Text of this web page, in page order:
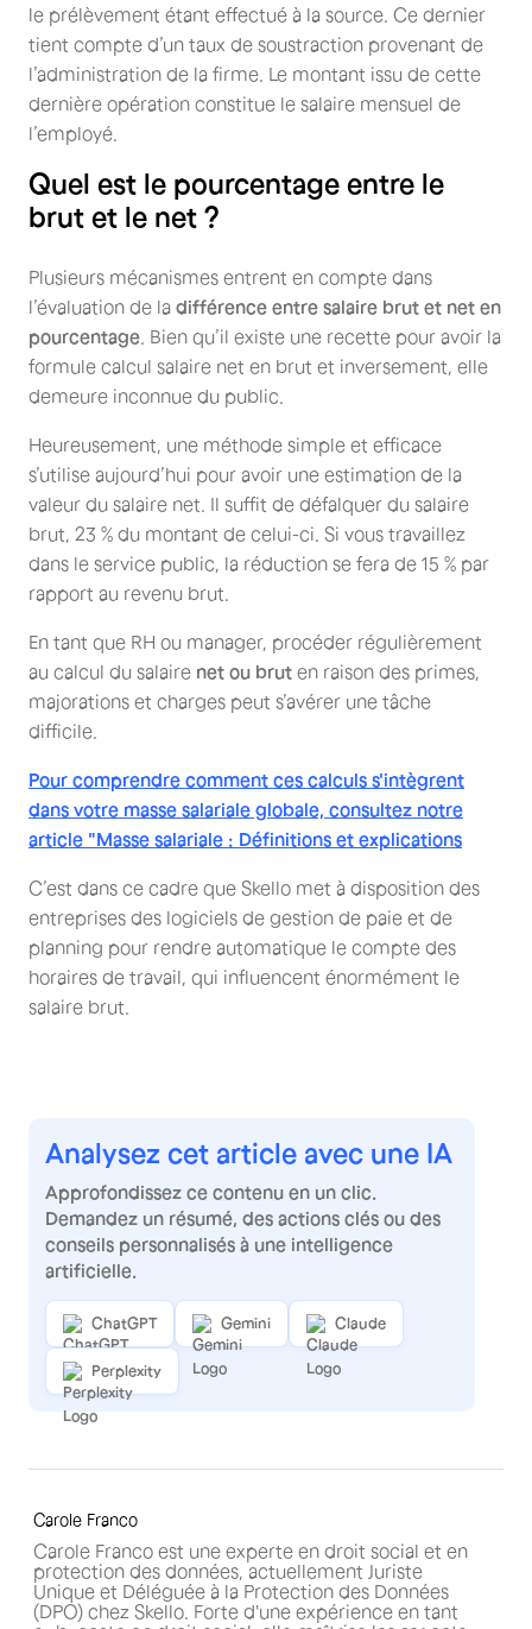
le prélèvement étant effectué à la source. Ce dernier
tient compte d’un taux de soustraction provenant de
l’administration de la firme. Le montant issu de cette
dernière opération constitue le salaire mensuel de
l’employé.
Quel est le pourcentage entre le
brut et le net ?
Plusieurs mécanismes entrent en compte dans
l’évaluation de la différence entre salaire brut et net en
pourcentage . Bien qu’il existe une recette pour avoir la
formule calcul salaire net en brut et inversement, elle
demeure inconnue du public.
Heureusement, une méthode simple et efficace
s’utilise aujourd’hui pour avoir une estimation de la
valeur du salaire net. Il suffit de défalquer du salaire
brut, 23 % du montant de celui-ci. Si vous travaillez
dans le service public, la réduction se fera de 15 % par
rapport au revenu brut.
En tant que RH ou manager, procéder régulièrement
au calcul du salaire net ou brut en raison des primes,
majorations et charges peut s’avérer une tâche
difficile.
Pour comprendre comment ces calculs s'intègrent
dans votre masse salariale globale, consultez notre
article "Masse salariale : Définitions et explications
C’est dans ce cadre que Skello met à disposition des
entreprises des logiciels de gestion de paie et de
planning pour rendre automatique le compte des
horaires de travail, qui influencent énormément le
salaire brut.
Analysez cet article avec une IA
Approfondissez ce contenu en un clic.
Demandez un résumé, des actions clés ou des
conseils personnalisés à une intelligence
artificielle.
ChatGPT Gemini Claude
Perplexity
Carole Franco
Carole Franco est une experte en droit social et en
protection des données, actuellement Juriste
Unique et Déléguée à la Protection des Données
(DPO) chez Skello. Forte d'une expérience en tant